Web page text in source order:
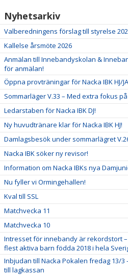
Nyhetsarkiv
Valberedningens förslag till styrelse
Kallelse årsmöte 2026
Anmälan till Innebandyskolan &
för anmälan!
Öppna provträningar för Nacka IBK HJ/
Sommarläger V.33 – Med extra fokus
Ledarstaben för Nacka IBK DJ!
Ny huvudtränare klar för Nacka IBK HJ!
Damlagsbesök under sommarlägret
Nacka IBK söker ny revisor!
Information om Nacka IBKs nya
Nu fyller vi Ormingehallen!
Kval till SSL
Matchvecka 11
Matchvecka 10
Intresset för innebandy är rekordstort –
flest aktiva barn födda 2018 i hela
Inbjudan till Nacka Pokalen fredag 13/3
till lagkassan